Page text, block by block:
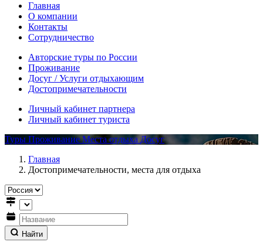
Главная
О компании
Контакты
Сотрудничество
Авторские туры по России
Проживание
Досуг / Услуги отдыхающим
Достопримечательности
Личный кабинет партнера
Личный кабинет туриста
Туры ПроживаниеМеста отдыха Досуг
Главная
Достопримечательности, места для отдыха
Найти